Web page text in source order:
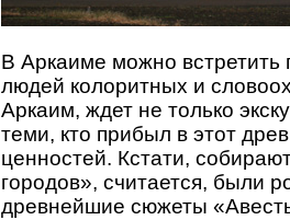
В Аркаиме можно
людей колоритных и
Аркаим, ждет не только
теми, кто прибыл в этот
ценностей. Кстати,
городов», считается, были
древнейшие сюжеты